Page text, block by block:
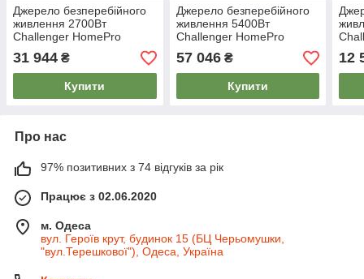
Джерело безперебійного
живлення 2700Вт
Challenger HomePro
RT3000-S 72V
31 944 ₴
Купити
Джерело безперебійного
живлення 5400Вт
Challenger HomePro
6000RT31 192/216/240V
57 046₴
Купити
12
Про нас
97% позитивних з 74 відгуків за рік
Працює з 02.06.2020
м. Одеса
вул. Героїв крут, будинок 15 (БЦ Черьомушки,
"вул.Терешкової"), Одеса, Україна